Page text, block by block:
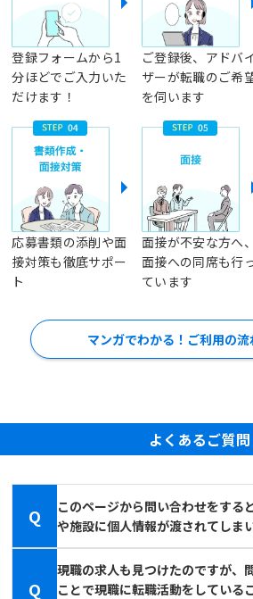
登録フォームから1
分ほどでご入力いた
だけます！
ご登録後、アドバ
ザーが転職のご希
を伺います
応募書類の添削や面
接対策も徹底サポー
ト
面接が不安な方へ、
面接への同席も行
ています
マンガでわかる！ご利用の流
よくあるご質問
Q
このページから問い合わせをする
や施設に個人情報が渡されてしま
Q
現職の求人も見つけたのですが、
ことで現職に転職活動をしている